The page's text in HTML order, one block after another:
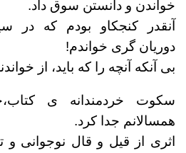
خواندن و دانستن سوق داد.
آنقدر کنجکاو بودم که در
دوریان گری خواندم!
بی آنکه آنچه را که باید، از
سکوت خردمندانه ی
همسالانم جدا کرد.
اثری از قیل و قال نوجوانی